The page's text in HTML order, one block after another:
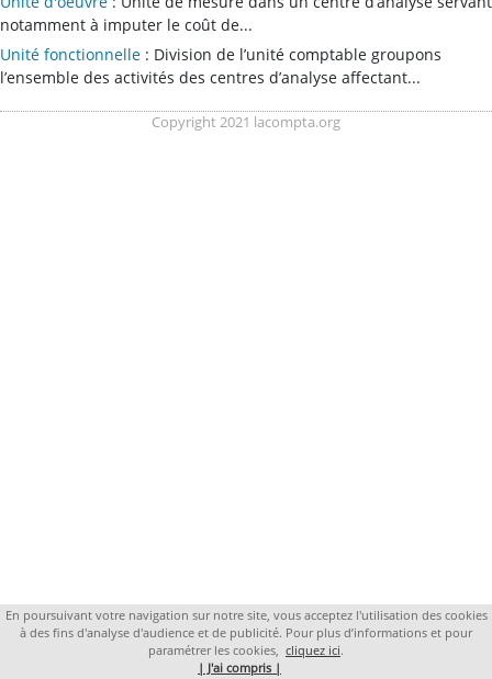
notamment à imputer le coût de...
Unité fonctionnelle : Division de l’unité comptable groupons
l’ensemble des activités des centres d’analyse affectant...
Copyright 2021 lacompta.org
En poursuivant votre navigation sur notre site, vous acceptez l'utilisation des cookies
à des fins d'analyse d'audience et de publicité. Pour plus d’informations et pour
paramétrer les cookies, cliquez ici.
| J'ai compris |